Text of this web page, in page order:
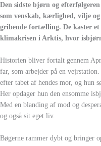
Den sidste bjørn og
som venskab, kærlighed, vilje
gribende fortælling. De kaster et
klimakrisen i Arktis, hvor
Historien bliver fortalt gennem
far, som arbejder på en
efter tabet af hendes mor, og hun
Her opdager hun den ensomme
Med en blanding af mod og
og også sit eget liv.
Bøgerne rammer dybt og bringer